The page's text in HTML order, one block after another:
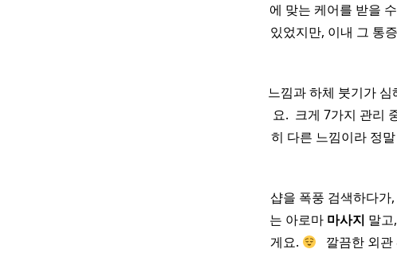
에 맞는 케어를 받을
있었지만, 이내 그 통
느낌과 하체 붓기가
요. ​ 크게 7가지 관리
히 다른 느낌이라 정
샵을 폭풍 검색하다가
는 아로마 마사지 말
게요.
깔끔한 외